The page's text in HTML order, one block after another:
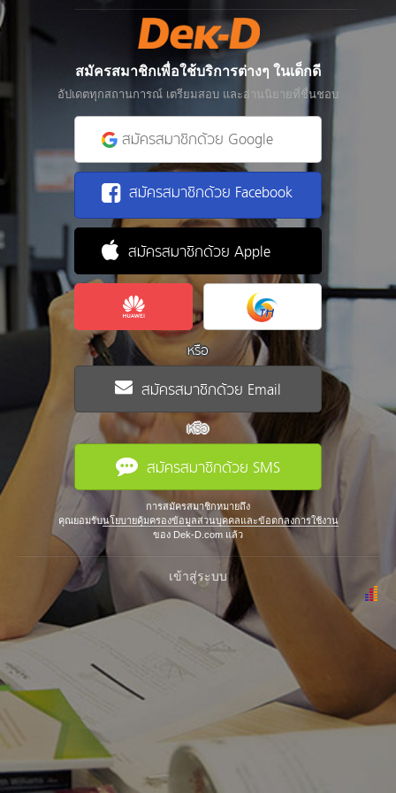
สมัครสมาชิกเพื่อใช้บริการต่างๆ ในเด็กดี
อัปเดตทุกสถานการณ์ เตรียมสอบ และอ่านนิยายที่ชื่นชอบ
สมัครสมาชิกด้วย Google
สมัครสมาชิกด้วย Facebook
สมัครสมาชิกด้วย Apple
หรือ
สมัครสมาชิกด้วย Email
หรือ
สมัครสมาชิกด้วย SMS
การสมัครสมาชิกหมายถึง
คุณยอมรับนโยบายคุ้มครองข้อมูลส่วนบุคคลและข้อตกลงการใช้งาน
ของ Dek-D.com แล้ว
เข้าสู่ระบบ